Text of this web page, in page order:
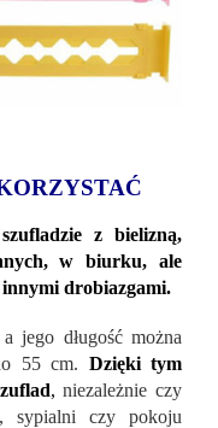
z bielizną,
w biurku, ale
drobiazgami.
jego długość można
55 cm. Dzięki tym
, niezależnie czy
sypialni czy pokoju